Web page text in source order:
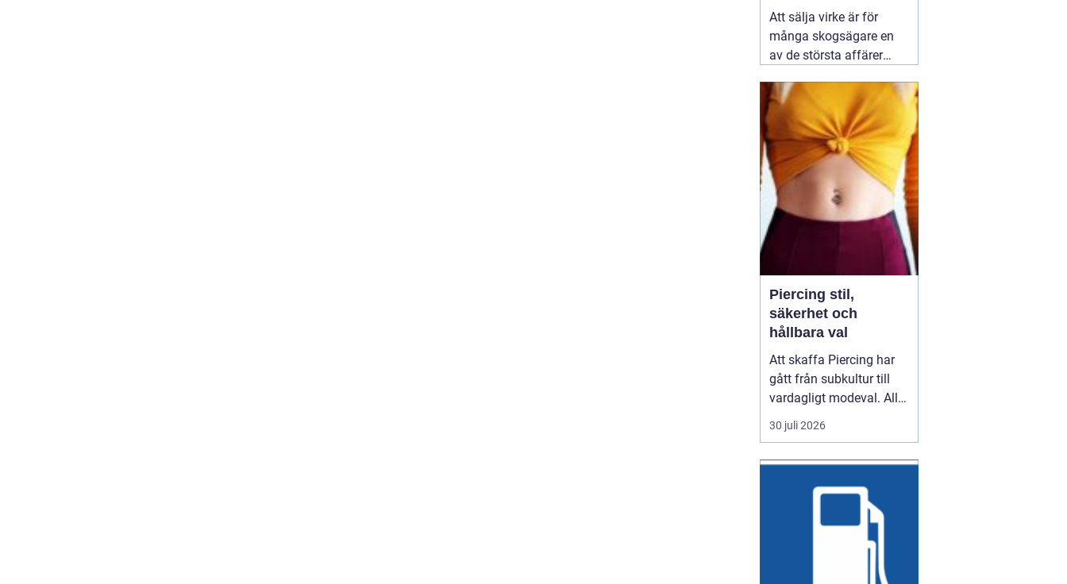
trygg och lönsam
affär
Att sälja virke är för
många skogsägare en
av de största affärer
Samtidigt är marknaden
rörlig, reglerna många
och alternativen fler än
någonsin. Den som vill
lyckas01 augusti 2026
Piercing stil,
säkerhet och
hållbara val
Att skaffa Piercing har
gått från subkultur till
vardagligt modeval. Allt
fler använder piercade
smycken för att uttrycka
kraven på hygien,
trygghet och kvalitet. En
genomtänkt piercing
30 juli 2026